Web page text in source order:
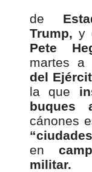
de
Trump, y
Pete
martes a
del
la que
buques
cánones
en
militar.